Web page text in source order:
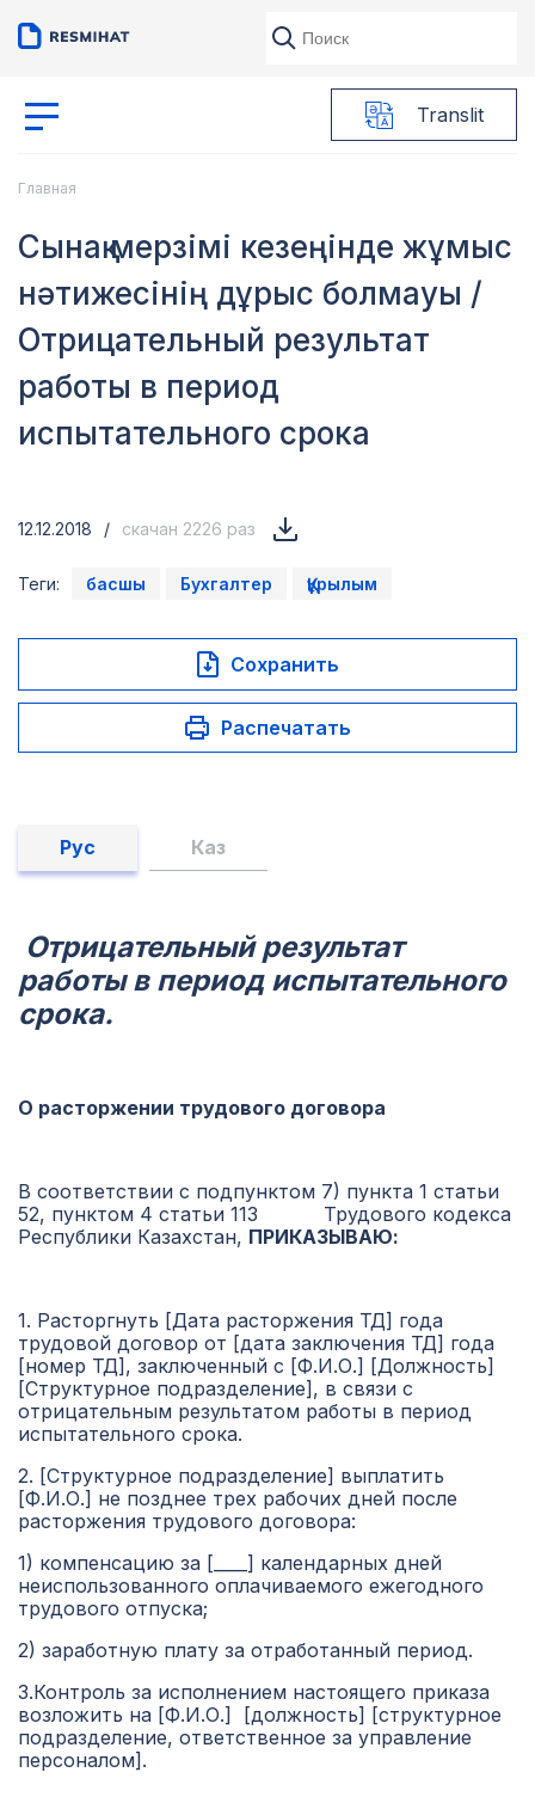
Translit
Главная
Сынақ мерзімі кезеңінде жұмыс
нәтижесінің дұрыс болмауы /
Отрицательный результат
работы в период
испытательного срока
12.12.2018 / скачан 2226 раз
Теги: басшы Бухгалтер Құрылым
Сохранить
Распечатать
Рус Каз
Отрицательный результат
работы в период испытательного
срока.
О расторжении трудового договора
В соответствии с подпунктом 7) пункта 1 статьи
52, пунктом 4 статьи 113 Трудового кодекса
Республики Казахстан, ПРИКАЗЫВАЮ:
1. Расторгнуть [Дата расторжения ТД] года
трудовой договор от [дата заключения ТД] года
[номер ТД], заключенный с [Ф.И.О.] [Должность]
[Структурное подразделение], в связи с
отрицательным результатом работы в период
испытательного срока.
2. [Структурное подразделение] выплатить
[Ф.И.О.] не позднее трех рабочих дней после
расторжения трудового договора:
1) компенсацию за [____] календарных дней
неиспользованного оплачиваемого ежегодного
трудового отпуска;
2) заработную плату за отработанный период.
3.Контроль за исполнением настоящего приказа
возложить на [Ф.И.О.] [должность] [структурное
подразделение, ответственное за управление
персоналом].